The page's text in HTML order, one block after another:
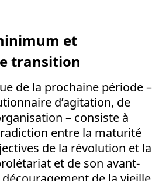
et
transition
de la prochaine période –
d’agitation, de
– consiste à
entre la maturité
de la révolution et la
et de son avant-